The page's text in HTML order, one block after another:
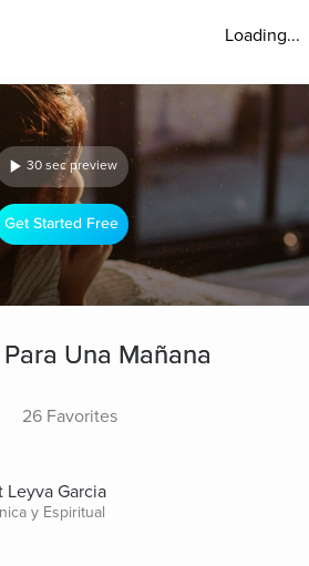
Loading...
30 sec preview
Get Started Free
Una Mañana
26 Favorites
Leyva Garcia
y Espiritual